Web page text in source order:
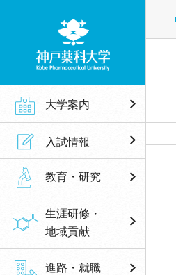
神戸薬科大学
大学案内
入試情報
教育・研究
生涯研修・
地域貢献
進路・就職